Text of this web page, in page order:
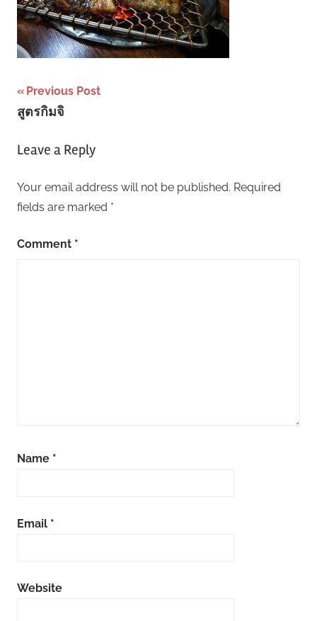
Post
navigation
Previous Post
สูตรกิมจิ
Leave a Reply
Your email address will not be published. Required
fields are marked *
Comment *
Name *
Email *
Website